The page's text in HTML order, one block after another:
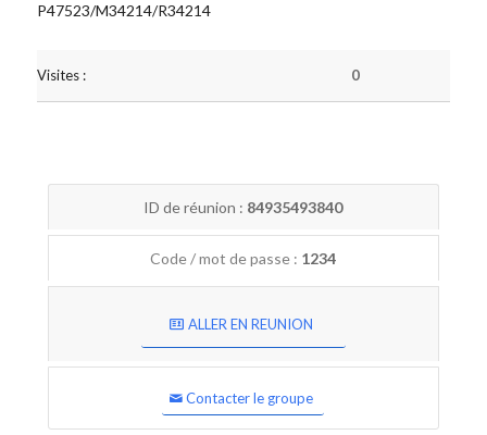
P47523/M34214/R34214
Visites : 0
ID de réunion : 84935493840
Code / mot de passe : 1234
ALLER EN REUNION
Contacter le groupe